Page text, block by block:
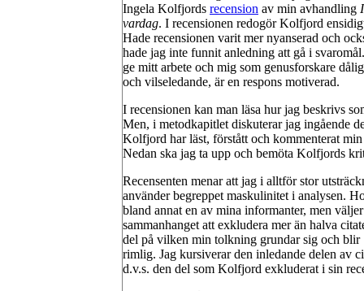
Ingela Kolfjords recension av min avhandling
vardag. I recensionen redogör Kolfjord
Hade recensionen varit mer nyanserad och
hade jag inte funnit anledning att gå i
ge mitt arbete och mig som genusforskare
och vilseledande, är en respons motiverad.
I recensionen kan man läsa hur jag beskrivs
Men, i metodkapitlet diskuterar jag ingående
Kolfjord har läst, förstått och kommenterat
Nedan ska jag ta upp och bemöta Kolfjords
Recensenten menar att jag i alltför stor
använder begreppet maskulinitet i analysen.
bland annat en av mina informanter, men
sammanhanget att exkludera mer än halva
del på vilken min tolkning grundar sig och blir
rimlig. Jag kursiverar den inledande delen av
d.v.s. den del som Kolfjord exkluderat i sin